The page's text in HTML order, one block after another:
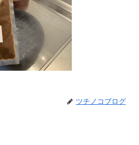
ツチノコブログ